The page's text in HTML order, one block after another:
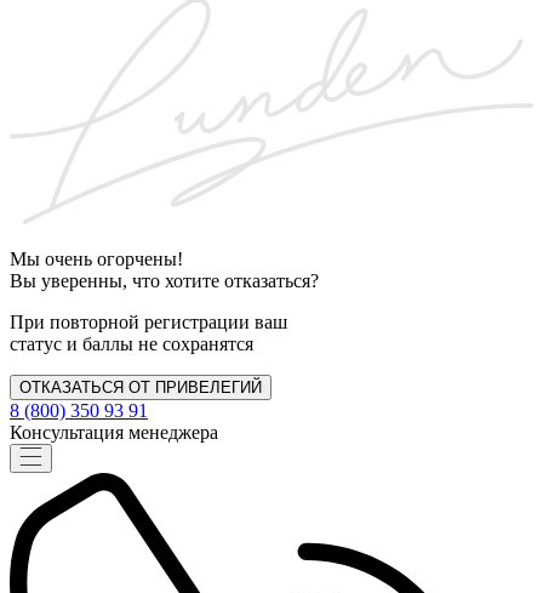
Мы очень огорчены!
Вы уверенны, что хотите отказаться?
При повторной регистрации ваш
статус и баллы не сохранятся
ОТКАЗАТЬСЯ ОТ ПРИВЕЛЕГИЙ
8 (800) 350 93 91
Консультация менеджера